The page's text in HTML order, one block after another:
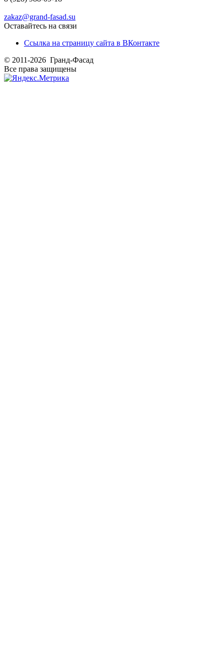
zakaz@grand-fasad.su
Оставайтесь на связи
Ссылка на страницу сайта в ВКонтакте
© 2011-2026 Гранд-Фасад
Все права защищены